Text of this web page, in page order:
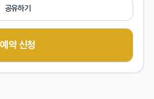
공유하기
예약 신청